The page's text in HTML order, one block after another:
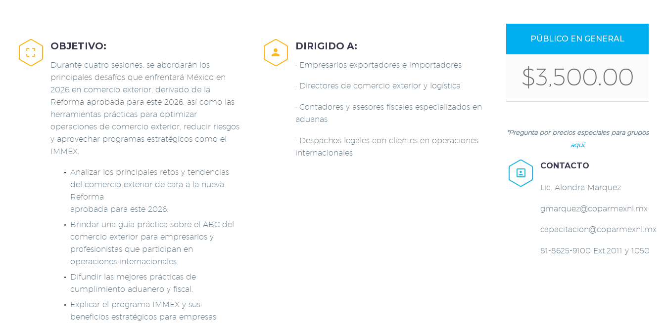


OBJETIVO:
Durante cuatro sesiones, se abordarán los
principales desafíos que enfrentará México en
2026 en comercio exterior, derivado de la
Reforma aprobada para este 2026, así como las
herramientas prácticas para optimizar
operaciones de comercio exterior, reducir riesgos
y aprovechar programas estratégicos como el
IMMEX.
Analizar los principales retos y tendencias
del comercio exterior de cara a la nueva
Reforma
aprobada para este 2026.
Brindar una guía práctica sobre el ABC del
comercio exterior para empresarios y
profesionistas que participan en
operaciones internacionales.
Difundir las mejores prácticas de
cumplimiento aduanero y fiscal.
Explicar el programa IMMEX y sus
beneficios estratégicos para empresas


DIRIGIDO A:
· Empresarios exportadores e importadores
· Directores de comercio exterior y logística
· Contadores y asesores fiscales especializados en
aduanas
· Despachos legales con clientes en operaciones
internacionales
PÚBLICO EN GENERAL
$3,500.00
*Pregunta por precios especiales para grupos
aquí.


CONTACTO
Lic. Alondra Marquez
gmarquez@coparmexnl.mx
capacitacion@coparmexnl.mx
81-8625-9100 Ext.2011 y 1050